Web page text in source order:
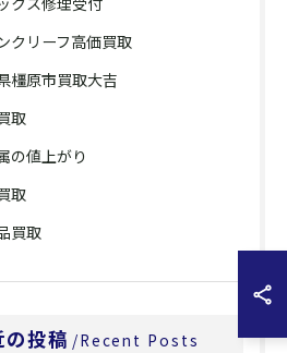
クリーフ高価買取
橿原市買取大吉
取
の値上がり
取
買取
の投稿 Recent Posts